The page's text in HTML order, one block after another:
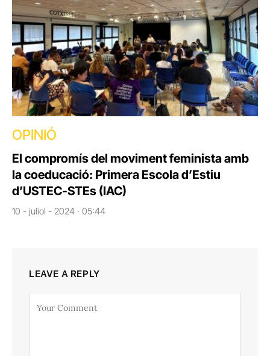
OPINIÓ
El compromís del moviment feminista amb
la coeducació: Primera Escola d’Estiu
d’USTEC-STEs (IAC)
10 - juliol - 2024 · 05:44
LEAVE A REPLY